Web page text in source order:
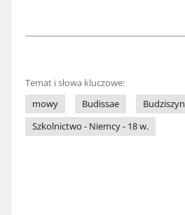
Temat i słowa kluczowe:
mowy
Budissae
Budziszyn
Szkolnictwo - Niemcy - 18 w.